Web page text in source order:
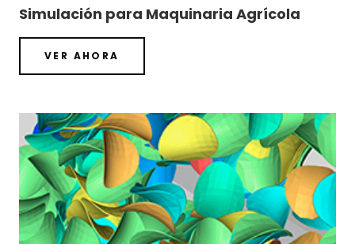
Simulación para Maquinaria Agrícola
VER AHORA